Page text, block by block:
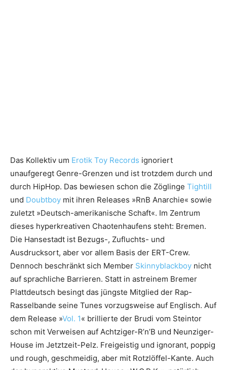
Das Kollektiv um Erotik Toy Records ignoriert
unaufgeregt Genre-Grenzen und ist trotzdem durch und
durch HipHop. Das bewiesen schon die Zöglinge Tightill
und Doubtboy mit ihren Releases »RnB Anarchie« sowie
zuletzt »Deutsch-amerikanische Schaft«. Im Zentrum
dieses hyperkreativen Chaotenhaufens steht: Bremen.
Die Hansestadt ist Bezugs-, Zufluchts- und
Ausdrucksort, aber vor allem Basis der ERT-Crew.
Dennoch beschränkt sich Member Skinnyblackboy nicht
auf sprachliche Barrieren. Statt in astreinem Bremer
Plattdeutsch besingt das jüngste Mitglied der Rap-
Rasselbande seine Tunes vorzugsweise auf Englisch. Auf
dem Release »Vol. 1« brillierte der Brudi vom Steintor
schon mit Verweisen auf Achtziger-R’n’B und Neunziger-
House im Jetztzeit-Pelz. Freigeistig und ignorant, poppig
und rough, geschmeidig, aber mit Rotzlöffel-Kante. Auch